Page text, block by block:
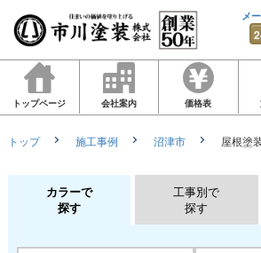
メ
トップページ 会社案内 価格表
トップ 施工事例 沼津市 屋根塗
カラーで
探す
工事別で
探す